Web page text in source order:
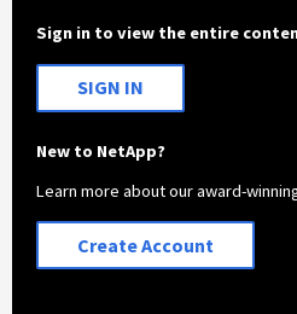
Sign in to view the entire
SIGN IN
New to NetApp?
Learn more about our award-
Create Account